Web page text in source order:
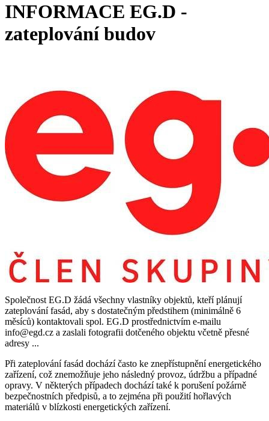
INFORMACE EG.D -
zateplování budov
Společnost EG.D žádá všechny vlastníky objektů, kteří plánují
zateplování fasád, aby s dostatečným předstihem (minimálně 6
měsíců) kontaktovali spol. EG.D prostřednictvím e-mailu
info@egd.cz a zaslali fotografii dotčeného objektu včetně přesné
adresy ...
Při zateplování fasád dochází často ke znepřístupnění energetického
zařízení, což znemožňuje jeho následný provoz, údržbu a případné
opravy. V některých případech dochází také k porušení požárně
bezpečnostních předpisů, a to zejména při použití hořlavých
materiálů v blízkosti energetických zařízení.